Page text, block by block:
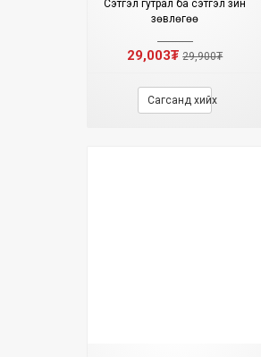
Сэтгэл гутрал ба сэтгэл зүйн
зөвлөгөө
29,003₮29,900₮
Сагсанд хийх